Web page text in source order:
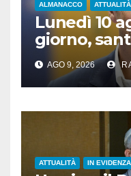
ALMANACCO ATTUALITÀ
Lunedì 10
giorno,
famosi,
AGO 9, 2026
ATTUALITÀ IN EVIDENZA